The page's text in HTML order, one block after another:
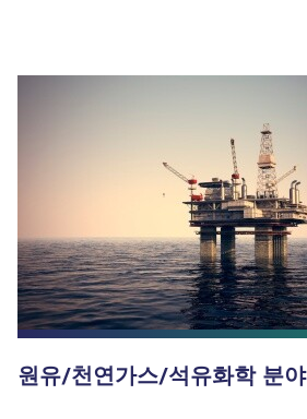
원유/천연가스/석유화학 분야